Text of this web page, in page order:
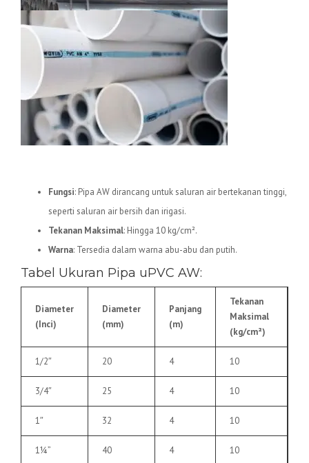
Fungsi: Pipa AW dirancang untuk saluran air bertekanan tinggi,
seperti saluran air bersih dan irigasi.
Tekanan Maksimal: Hingga 10 kg/cm².
Warna: Tersedia dalam warna abu-abu dan putih.
Tabel Ukuran Pipa uPVC AW:
Diameter
(Inci)
Diameter
(mm)
Panjang
(m)
Tekanan
Maksimal
(kg/cm²)
1/2″ 20 4 10
3/4″ 25 4 10
1″ 32 4 10
1¼” 40 4 10